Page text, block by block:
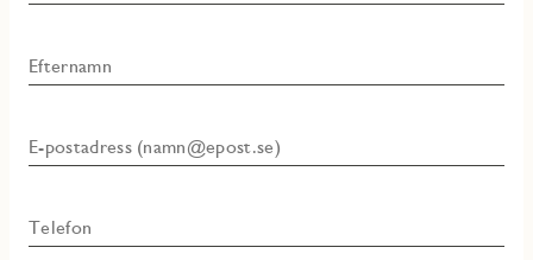
Efternamn
E-postadress (namn@epost.se)
Telefon